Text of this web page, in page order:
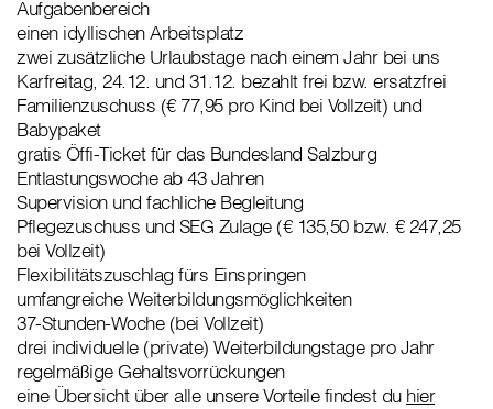
Aufgabenbereich
einen idyllischen Arbeitsplatz
zwei zusätzliche Urlaubstage nach einem Jahr bei uns
Karfreitag, 24.12. und 31.12. bezahlt frei bzw. ersatzfrei
Familienzuschuss (€ 77,95 pro Kind bei Vollzeit) und
Babypaket
gratis Öffi-Ticket für das Bundesland Salzburg
Entlastungswoche ab 43 Jahren
Supervision und fachliche Begleitung
Pflegezuschuss und SEG Zulage (€ 135,50 bzw. € 247,25
bei Vollzeit)
Flexibilitätszuschlag fürs Einspringen
umfangreiche Weiterbildungsmöglichkeiten
37-Stunden-Woche (bei Vollzeit)
drei individuelle (private) Weiterbildungstage pro Jahr
regelmäßige Gehaltsvorrückungen
eine Übersicht über alle unsere Vorteile findest du hier